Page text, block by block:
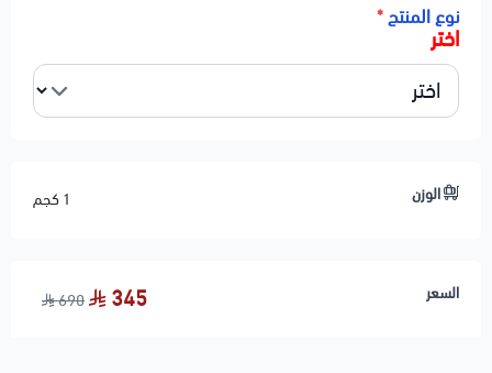
نوع المنتج*
اختر
الوزن 1 كجم
السعر 345
690